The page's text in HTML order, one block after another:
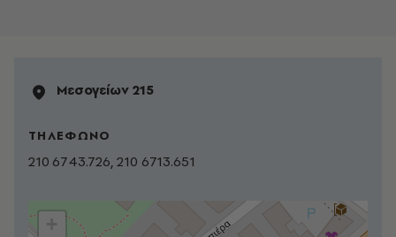
Mεσογείων 215
ΤΗΛΕΦΩΝΟ
210 6743.726, 210 6713.651